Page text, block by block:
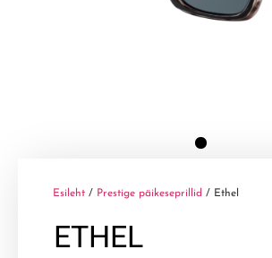
Esileht / Prestige päikeseprillid / Ethel
ETHEL